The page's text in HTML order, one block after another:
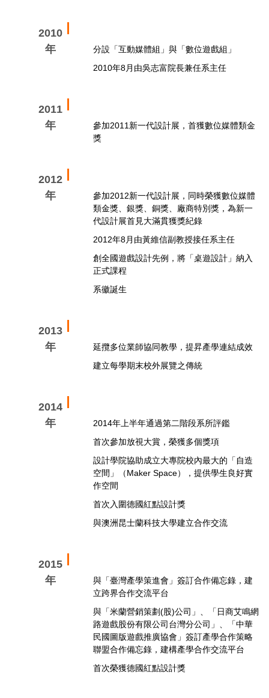
2010
年
分設「互動媒體組」與「數位遊戲組」
2010年8月由吳志富院長兼任系主任
2011
年
參加2011新一代設計展，首獲數位媒體類金
獎
2012
年
參加2012新一代設計展，同時榮獲數位媒體
類金獎、銀獎、銅獎、廠商特別獎，為新一
代設計展首見大滿貫獲獎紀錄
2012年8月由黃維信副教授接任系主任
創全國遊戲設計先例，將「桌遊設計」納入
正式課程
系徽誕生
2013
年
延攬多位業師協同教學，提昇產學連結成效
建立每學期末校外展覽之傳統
2014
年
2014年上半年通過第二階段系所評鑑
首次參加放視大賞，榮獲多個獎項
設計學院協助成立大專院校內最大的「自造
空間」（Maker Space），提供學生良好實
作空間
首次入圍德國紅點設計獎
與澳洲昆士蘭科技大學建立合作交流
2015
年
與「臺灣產學策進會」簽訂合作備忘錄，建
立跨界合作交流平台
與「米蘭營銷策劃(股)公司」、「日商艾鳴網
路遊戲股份有限公司台灣分公司」、「中華
民國圖版遊戲推廣協會」簽訂產學合作策略
聯盟合作備忘錄，建構產學合作交流平台
首次榮獲德國紅點設計獎